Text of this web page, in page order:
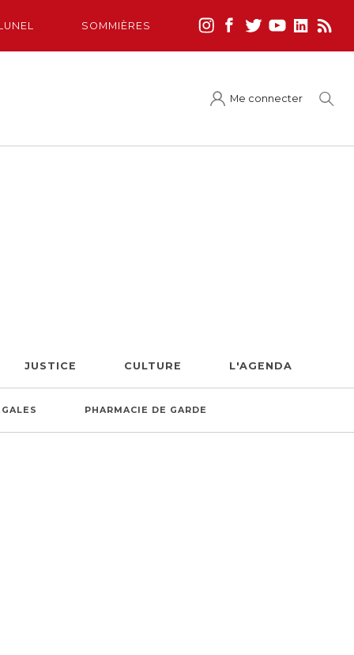
SOMMIÈRES
Me connecter
JUSTICE CULTURE L'AGENDA
PHARMACIE DE GARDE